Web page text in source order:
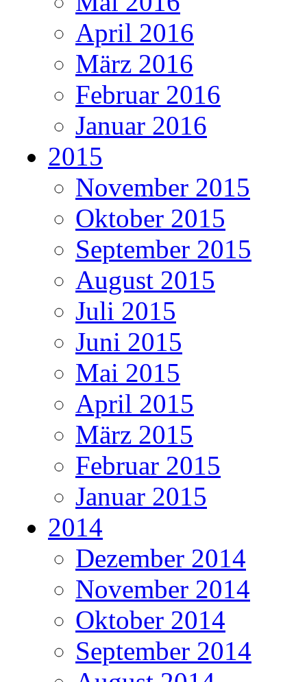
April 2016
März 2016
Februar 2016
Januar 2016
2015
November 2015
Oktober 2015
September 2015
August 2015
Juli 2015
Juni 2015
Mai 2015
April 2015
März 2015
Februar 2015
Januar 2015
2014
Dezember 2014
November 2014
Oktober 2014
September 2014